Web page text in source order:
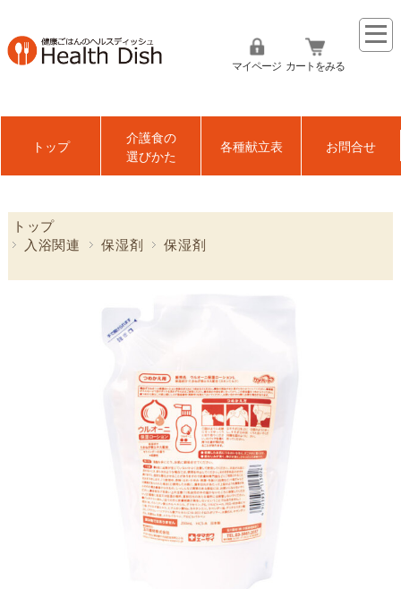
マイページ カートをみる
トップ
介護食の
選びかた
各種献立表 お問合せ
トップ
入浴関連
保湿剤 保湿剤